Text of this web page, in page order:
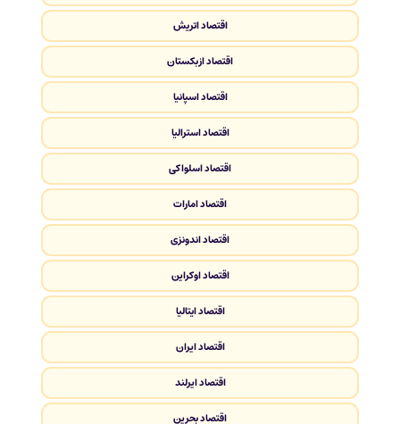
اقتصاد اتریش
اقتصاد ازبکستان
اقتصاد اسپانیا
اقتصاد استرالیا
اقتصاد اسلواکی
اقتصاد امارات
اقتصاد اندونزی
اقتصاد اوکراین
اقتصاد ایتالیا
اقتصاد ایران
اقتصاد ایرلند
اقتصاد بحرین